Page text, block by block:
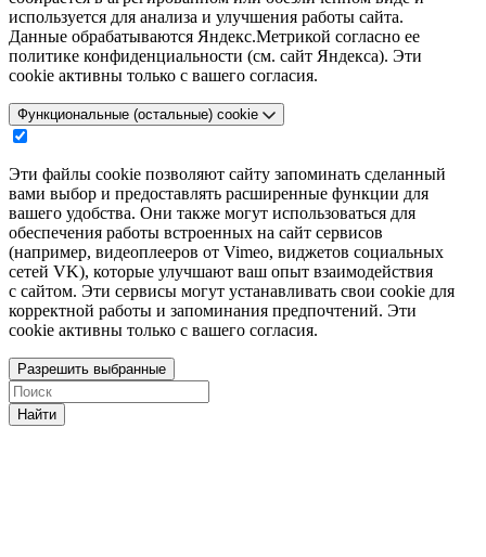
используется для анализа и улучшения работы сайта.
Данные обрабатываются Яндекс.Метрикой согласно ее
политике конфиденциальности (см. сайт Яндекса). Эти
cookie активны только с вашего согласия.
Функциональные (остальные) cookie
Эти файлы cookie позволяют сайту запоминать сделанный
вами выбор и предоставлять расширенные функции для
вашего удобства. Они также могут использоваться для
обеспечения работы встроенных на сайт сервисов
(например, видеоплееров от Vimeo, виджетов социальных
сетей VK), которые улучшают ваш опыт взаимодействия
с сайтом. Эти сервисы могут устанавливать свои cookie для
корректной работы и запоминания предпочтений. Эти
cookie активны только с вашего согласия.
Разрешить выбранные
Найти